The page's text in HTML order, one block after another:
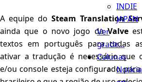
INDIE
JAPAN
Ver
grade...
Colunas
A equipe do Steam Translation
ainda que o novo jogo daValve
textos em português para todas
ativar a tradução é necessário que
e/ou console esteja configurado